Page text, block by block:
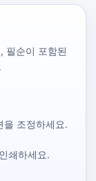
필순이 포함된
을 조정하세요.
쇄하세요.